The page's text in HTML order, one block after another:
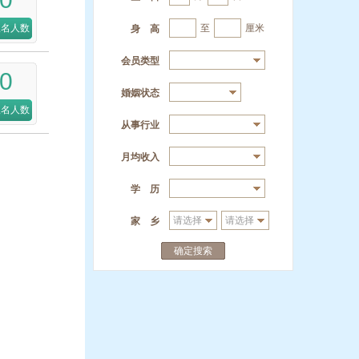
人数
人数
身 高 至 厘米
会员类型
婚姻状态
从事行业
月均收入
学 历
家 乡
确定搜索